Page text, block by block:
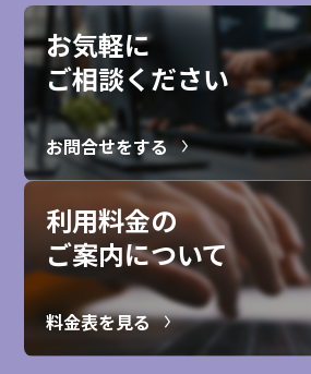
お気軽に
ご相談ください
お問合せをする
利用料金の
ご案内について
料金表を見る